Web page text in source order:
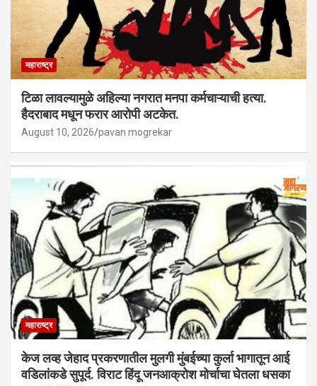
महाराष्ट्र
टिळा लावल्यामुळे अहिल्या नगरात मनपा कर्मचाऱ्याची हत्या.
हैदराबाद मधून फरार आरोपी अटकेत.
August 10, 2026 pavan mogrekar
महाराष्ट्र
केज लव्ह जेहाद प्रकरणातील मुलगी मुंबईच्या कुर्ला भागातून आई
वडिलांकडे सुपूर्द. विराट हिंदू जनआक्रोश मोर्चाचा घेतला धसका